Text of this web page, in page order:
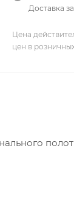
Доставка
Цена
цен в